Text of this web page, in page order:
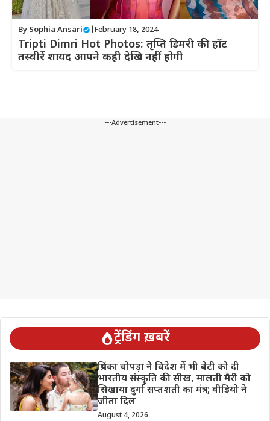
By Sophia Ansari February 18, 2024
Tripti Dimri Hot Photos: तृप्ति डिमरी की हॉट
तस्वीरें शायद आपने कही देखि नहीं होगी
---Advertisement---
ट्रेंडिंग ख़बरें
प्रियंका चोपड़ा ने विदेश में भी बेटी को दी
भारतीय संस्कृति की सीख, मालती मैरी को
सिखाया दुर्गा सप्तशती का मंत्र; वीडियो ने
जीता दिल
August 4, 2026